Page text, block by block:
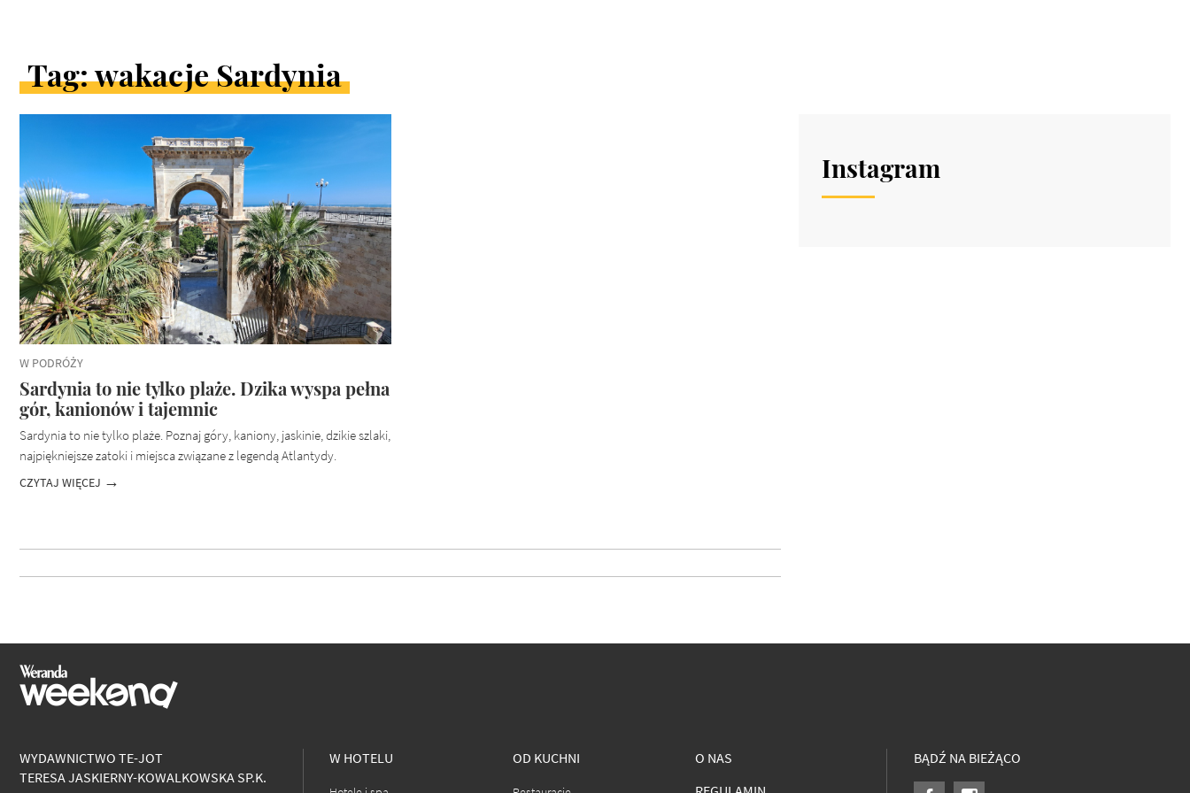
Tag: wakacje Sardynia
ARTYKUŁY
W
KATEGORII
W PODRÓŻY
Sardynia to nie tylko plaże. Dzika wyspa pełna
gór, kanionów i tajemnic
Sardynia to nie tylko plaże. Poznaj góry, kaniony, jaskinie, dzikie szlaki,
najpiękniejsze zatoki i miejsca związane z legendą Atlantydy.
CZYTAJ WIĘCEJ
Instagram
WYDAWNICTWO TE-JOT
TERESA JASKIERNY-KOWALKOWSKA SP.K.
W HOTELU OD KUCHNI
O NAS
BĄDŹ NA BIEŻĄCO